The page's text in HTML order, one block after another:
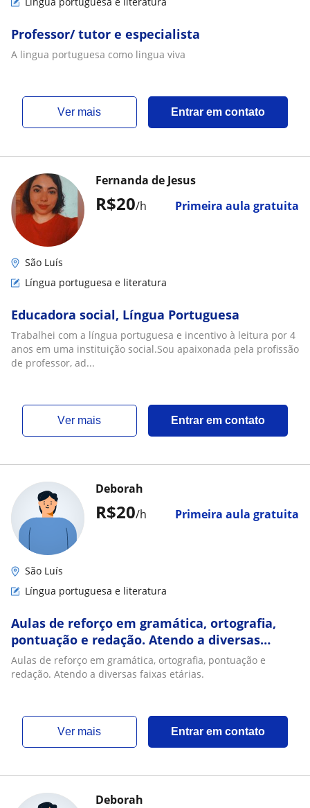
Professor/ tutor e especialista
A lingua portuguesa como lingua viva
ver mais Entrar em contato
R$20/h Primeira aula gratuita
Fernanda de Jesus
São Luís
Língua portuguesa e literatura
Educadora social, Língua Portuguesa
Trabalhei com a língua portuguesa e incentivo à leitura por 4
anos em uma instituição social.Sou apaixonada pela profissão
de professor, ad...
ver mais Entrar em contato
R$20/h Primeira aula gratuita
Deborah
São Luís
Língua portuguesa e literatura
Aulas de reforço em gramática, ortografia,
pontuação e redação. Atendo a diversas
faixas etárias
Aulas de reforço em gramática, ortografia, pontuação e
redação. Atendo a diversas faixas etárias.
ver mais Entrar em contato
Deborah